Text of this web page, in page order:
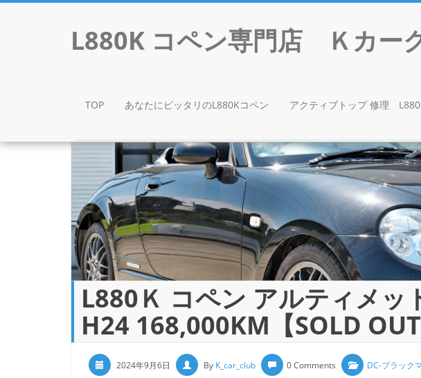
L880K コペン専門店 Ｋカー
TOP あなたにピッタリのL880Kコペン アクティブトップ 修理
Skip to content
L880Ｋ コペン アルティメッ
H24 168,000KM【SOLD OUT
2024年9月6日 By K_car_club 0 Comments DC-ブラック